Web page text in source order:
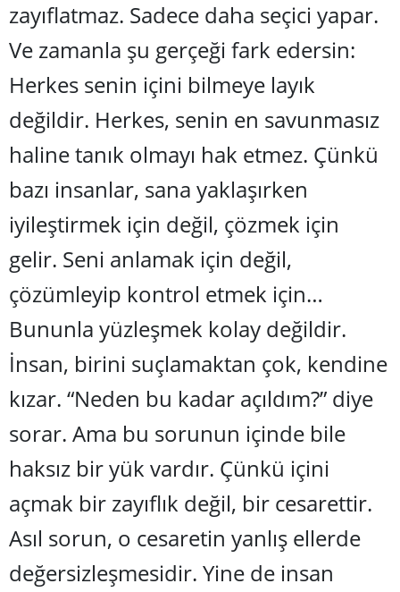
zayıflatmaz. Sadece daha seçici yapar.
Ve zamanla şu gerçeği fark edersin:
Herkes senin içini bilmeye layık
değildir. Herkes, senin en savunmasız
haline tanık olmayı hak etmez. Çünkü
bazı insanlar, sana yaklaşırken
iyileştirmek için değil, çözmek için
gelir. Seni anlamak için değil,
çözümleyip kontrol etmek için…
Bununla yüzleşmek kolay değildir.
İnsan, birini suçlamaktan çok, kendine
kızar. “Neden bu kadar açıldım?” diye
sorar. Ama bu sorunun içinde bile
haksız bir yük vardır. Çünkü içini
açmak bir zayıflık değil, bir cesarettir.
Asıl sorun, o cesaretin yanlış ellerde
değersizleşmesidir. Yine de insan